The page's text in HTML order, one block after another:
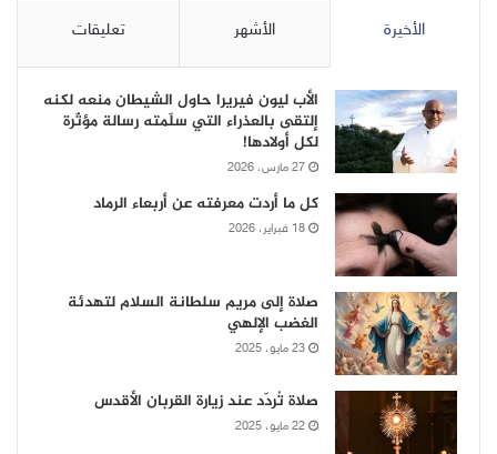
الأخيرة الأشهر تعليقات
الأب ليون فيريرا حاول الشيطان منعه لكنه
إلتقى بالعذراء التي سلّمته رسالة مؤثّرة
لكل أولادها!
27 مارس، 2026
كل ما أردت معرفته عن أربعاء الرماد
18 فبراير، 2026
صلاة إلى مريم سلطانة السلام لتهدئة
الغضب الإلهي
23 مايو، 2025
صلاة تُردّد عند زيارة القربان الأقدس
22 مايو، 2025